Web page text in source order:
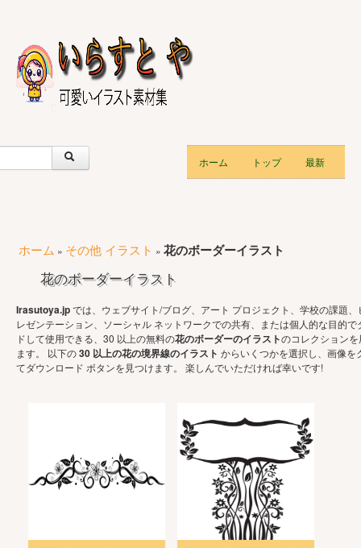
ホーム トップ 最新
ホーム » その他 イラスト » 花のボーダーイラスト
花のボーダーイラスト
Irasutoya.jpでは、ウェブサイト/ブログ、アート プロジェクト、学校の課題、
レゼンテーション、ソーシャル ネットワークでの共有、または個人的な目的で
ドして使用できる、30 以上の無料の花のボーダーのイラストのコレクション
ます。 以下の30 以上の花の境界線のイラスト からいくつかを選択し、画像を
てダウンロード ボタンを見つけます。 楽しんでいただければ幸いです!